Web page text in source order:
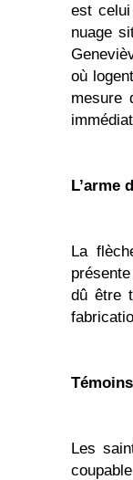
est
nuage
où
mesure
L’arme
La
dû être
Témoins
Les